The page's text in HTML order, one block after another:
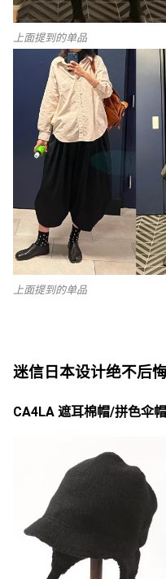
上面提到的单品
上面提到的单品
迷信日本设计绝不后
CA4LA 遮耳棉帽/拼色伞帽